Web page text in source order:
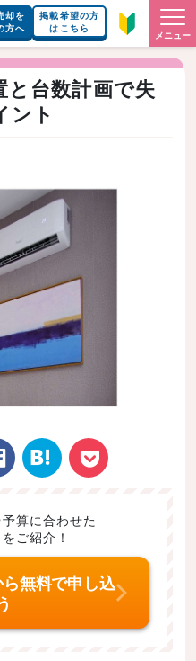
却を
方へ
掲載希望の方
はこちら
メニュー
台数計画で失
ント
はてなブ
算に合わせた
ご紹介！
ら無料で申し込